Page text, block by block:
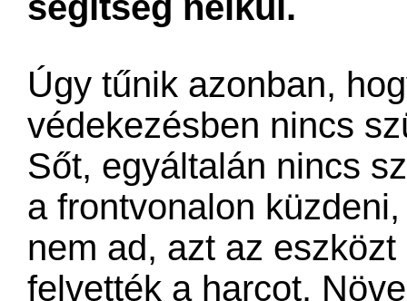
Úgy tűnik azonban,
védekezésben nincs
Sőt, egyáltalán nincs
a frontvonalon
nem ad, azt az
felvették a harcot.